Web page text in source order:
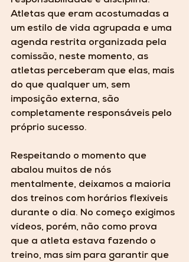
Atletas que eram acostumadas a
um estilo de vida agrupada e uma
agenda restrita organizada pela
comissão, neste momento, as
atletas perceberam que elas, mais
do que qualquer um, sem
imposição externa, são
completamente responsáveis pelo
próprio sucesso.
Respeitando o momento que
abalou muitos de nós
mentalmente, deixamos a maioria
dos treinos com horários flexíveis
durante o dia. No começo exigimos
vídeos, porém, não como prova
que a atleta estava fazendo o
treino, mas sim para garantir que